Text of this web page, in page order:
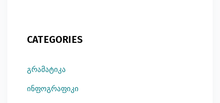
CATEGORIES
გრამატიკა
ინფოგრაფიკი